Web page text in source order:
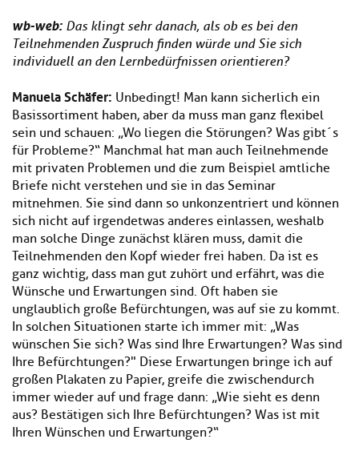
wb-web: Das klingt sehr danach, als ob es bei den
Teilnehmenden Zuspruch finden würde und Sie sich
individuell an den Lernbedürfnissen orientieren?
Manuela Schäfer: Unbedingt! Man kann sicherlich ein
Basissortiment haben, aber da muss man ganz flexibel
sein und schauen: „Wo liegen die Störungen? Was gibt´s
für Probleme?“ Manchmal hat man auch Teilnehmende
mit privaten Problemen und die zum Beispiel amtliche
Briefe nicht verstehen und sie in das Seminar
mitnehmen. Sie sind dann so unkonzentriert und können
sich nicht auf irgendetwas anderes einlassen, weshalb
man solche Dinge zunächst klären muss, damit die
Teilnehmenden den Kopf wieder frei haben. Da ist es
ganz wichtig, dass man gut zuhört und erfährt, was die
Wünsche und Erwartungen sind. Oft haben sie
unglaublich große Befürchtungen, was auf sie zu kommt.
In solchen Situationen starte ich immer mit: „Was
wünschen Sie sich? Was sind Ihre Erwartungen? Was sind
Ihre Befürchtungen?" Diese Erwartungen bringe ich auf
großen Plakaten zu Papier, greife die zwischendurch
immer wieder auf und frage dann: „Wie sieht es denn
aus? Bestätigen sich Ihre Befürchtungen? Was ist mit
Ihren Wünschen und Erwartungen?“